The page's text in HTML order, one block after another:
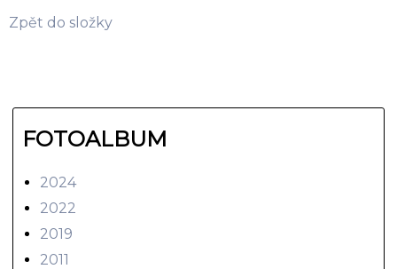
Zpět do složky
FOTOALBUM
2024
2022
2019
2011